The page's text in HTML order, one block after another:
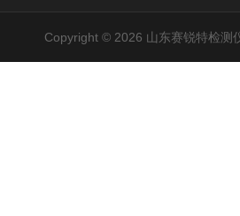
Copyright © 2026 山东赛锐特检测